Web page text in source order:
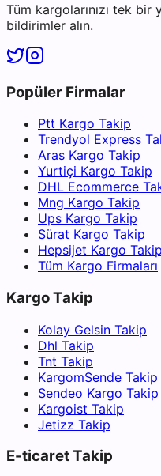
Tüm kargolarınızı tek bir
bildirimler alın.
Popüler Firmalar
Ptt Kargo Takip
Trendyol Express
Aras Kargo Takip
Yurtiçi Kargo Takip
DHL Ecommerce
Mng Kargo Takip
Ups Kargo Takip
Sürat Kargo Takip
Hepsijet Kargo Takip
Tüm Kargo Firmaları
Kargo Takip
Kolay Gelsin Takip
Dhl Takip
Tnt Takip
KargomSende Takip
Sendeo Kargo Takip
Kargoist Takip
Jetizz Takip
E-ticaret Takip